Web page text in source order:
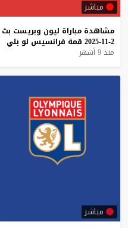
مباشر
مشاهدة مباراة ليون وبريست بث
2-11-2025
قمة فرانسيس لو بلي
منذ 9 أشهر
مباشر